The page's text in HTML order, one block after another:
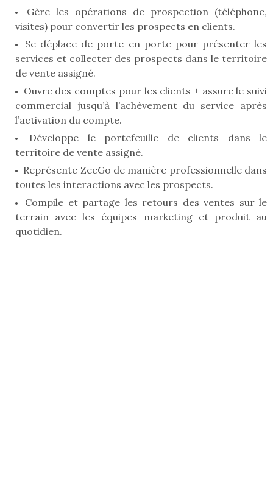
Gère les opérations de prospection (téléphone,
visites) pour convertir les prospects en clients.
Se déplace de porte en porte pour présenter les
services et collecter des prospects dans le territoire
de vente assigné.
Ouvre des comptes pour les clients + assure le suivi
commercial jusqu’à l’achèvement du service après
l’activation du compte.
Développe le portefeuille de clients dans le
territoire de vente assigné.
Représente ZeeGo de manière professionnelle dans
toutes les interactions avec les prospects.
Compile et partage les retours des ventes sur le
terrain avec les équipes marketing et produit au
quotidien.